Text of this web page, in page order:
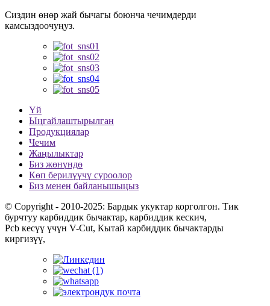
Сиздин өнөр жай бычагы боюнча чечимдерди
камсыздоочуңуз.
Үй
Ыңгайлаштырылган
Продукциялар
Чечим
Жаңылыктар
Биз жөнүндө
Көп берилүүчү суроолор
Биз менен байланышыңыз
© Copyright - 2010-2025: Бардык укуктар корголгон. Тик
бурчтуу карбиддик бычактар, карбиддик кескич,
Pcb кесүү үчүн V-Cut, Кытай карбиддик бычактарды
киргизүү,